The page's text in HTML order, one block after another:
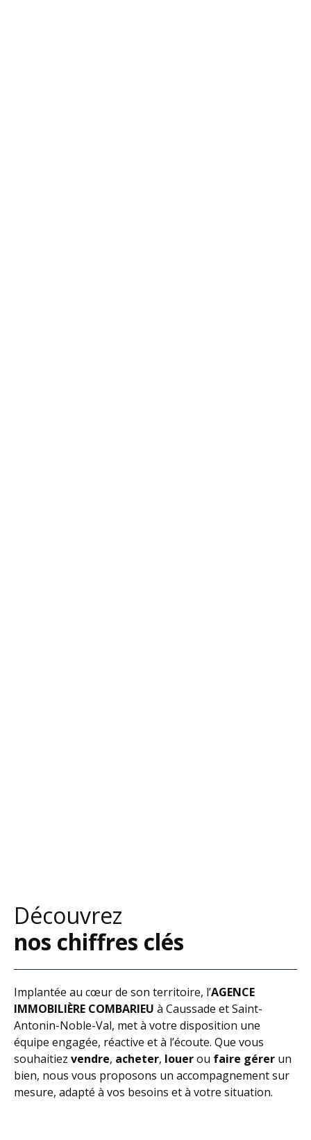
Découvrez
nos chiffres clés
Implantée au cœur de son territoire, l’AGENCE
IMMOBILIÈRE COMBARIEU à Caussade et Saint-
Antonin-Noble-Val, met à votre disposition une
équipe engagée, réactive et à l’écoute. Que vous
souhaitiez vendre, acheter, louerou faire gérer un
bien, nous vous proposons un accompagnement sur
mesure, adapté à vos besoins et à votre situation.